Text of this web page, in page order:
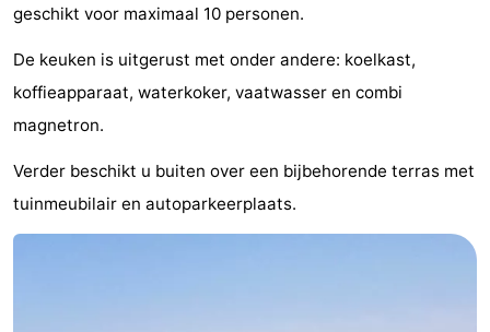
Bad
Meersee
-
Beach
Nieuwvliet-
Bad
-
Meulinge
EuroParcs
Cadzand
-
Hoogduin
-
geschikt voor maximaal 10 personen.
De keuken is uitgerust met onder andere: koelkast,
koffieapparaat, waterkoker, vaatwasser en combi
magnetron.
Verder beschikt u buiten over een bijbehorende terras met
tuinmeubilair en autoparkeerplaats.